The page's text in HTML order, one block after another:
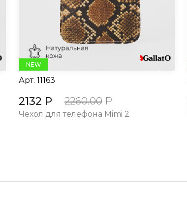
NEW
Арт. 11163
2132 Р 2260.00 Р
Чехол для телефона Mimi 2